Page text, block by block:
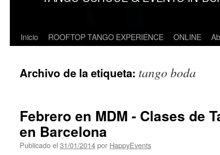
Inicio ROOFTOP TANGO EXPERIENCE ONLINE
Archivo de la etiqueta: tango boda
Febrero en MDM - Clases de
en Barcelona
Publicado el 31/01/2014por HappyEvents